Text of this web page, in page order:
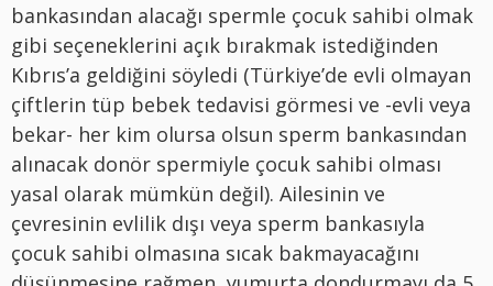
bankasından alacağı spermle çocuk sahibi olmak
gibi seçeneklerini açık bırakmak istediğinden
Kıbrıs’a geldiğini söyledi (Türkiye’de evli olmayan
çiftlerin tüp bebek tedavisi görmesi ve -evli veya
bekar- her kim olursa olsun sperm bankasından
alınacak donör spermiyle çocuk sahibi olması
yasal olarak mümkün değil). Ailesinin ve
çevresinin evlilik dışı veya sperm bankasıyla
çocuk sahibi olmasına sıcak bakmayacağını